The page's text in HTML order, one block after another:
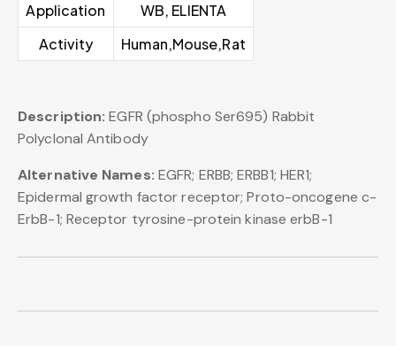
Application
WB, ELIENTA
Activity
Human,Mouse,Rat
Description: EGFR (phospho Ser695) Rabbit
Polyclonal Antibody
Alternative Names: EGFR; ERBB; ERBB1; HER1;
Epidermal growth factor receptor; Proto-oncogene c-
ErbB-1; Receptor tyrosine-protein kinase erbB-1